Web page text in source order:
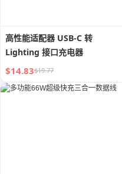
高性能适配器 USB-C 转
Lighting 接口充电器
$14.83$19.77